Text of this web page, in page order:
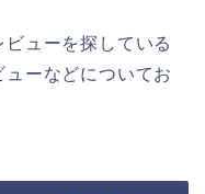
ューを探している
ーなどについてお